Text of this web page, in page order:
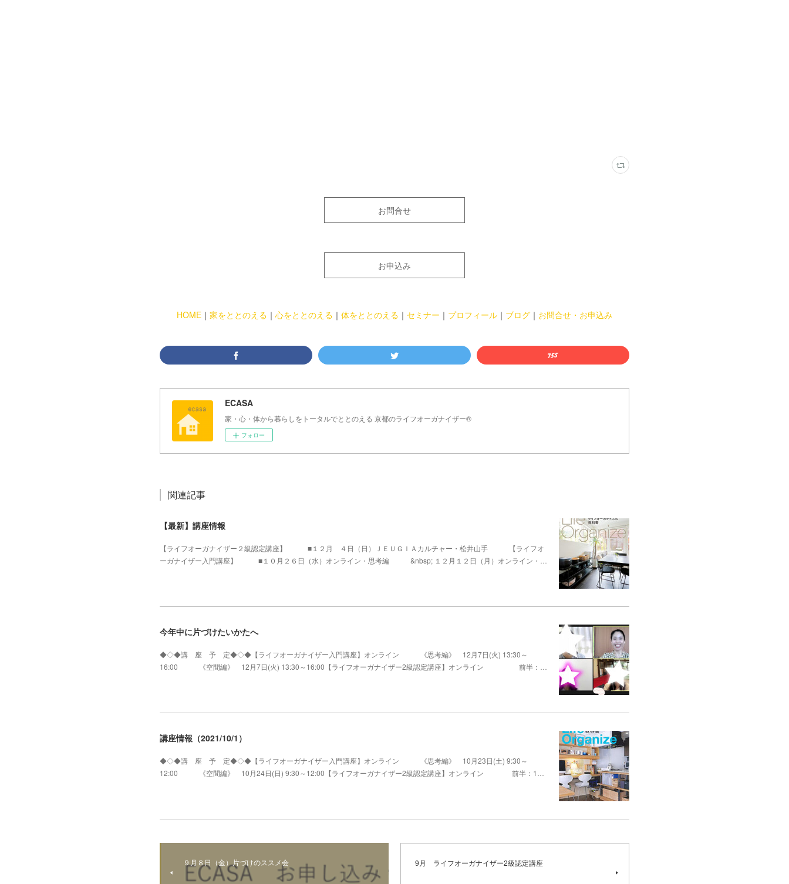
お問合せ
お申込み
HOME ｜ 家をととのえる ｜ 心をととのえる ｜ 体をととのえる ｜ セミナー ｜ プロフィール ｜ ブログ ｜ お問合せ・お申込み
ECASA
家・心・体から暮らしをトータルでととのえる 京都のライフオーガナイザー®
フォロー
関連記事
【最新】講座情報
【ライフオーガナイザー２級認定講座】 ■１２月 ４日（日）ＪＥＵＧＩＡカルチャー・松井山手 【ライフオ
ーガナイザー入門講座】 ■１０月２６日（水）オンライン・思考編 &nbsp; １２月１２日（月）オンライン・…
今年中に片づけたいかたへ
◆◇◆講 座 予 定◆◇◆【ライフオーガナイザー入門講座】オンライン 《思考編》 12月7日(火) 13:30～
16:00 《空間編》 12月7日(火) 13:30～16:00【ライフオーガナイザー2級認定講座】オンライン 前半：…
講座情報（2021/10/1）
◆◇◆講 座 予 定◆◇◆【ライフオーガナイザー入門講座】オンライン 《思考編》 10月23日(土) 9:30～
12:00 《空間編》 10月24日(日) 9:30～12:00【ライフオーガナイザー2級認定講座】オンライン 前半：1…
９月８日（金）片づけのススメ会 9月 ライフオーガナイザー2級認定講座